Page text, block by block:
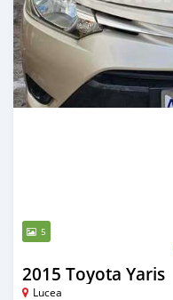
5
2015 Toyota Yaris
Lucea